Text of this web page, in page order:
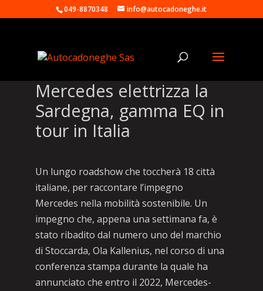
049-8870348 info@autocadoneghe.it
Mercedes elettrizza la
Sardegna, gamma EQ in
tour in Italia
Un lungo roadshow che toccherà 18 città
italiane, per raccontare l’impegno
Mercedes nella mobilità sostenibile. Un
impegno che, appena una settimana fa, è
stato ribadito dal numero uno del marchio
di Stoccarda, Ola Kallenius, nel corso di una
conferenza stampa durante la quale ha
annunciato che entro il 2022, Mercedes-